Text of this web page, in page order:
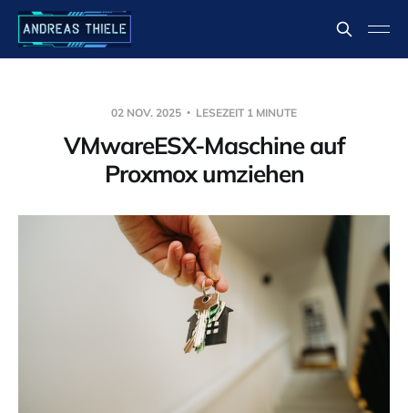
02 NOV. 2025 LESEZEIT 1 MINUTE
VMwareESX-Maschine auf
Proxmox umziehen